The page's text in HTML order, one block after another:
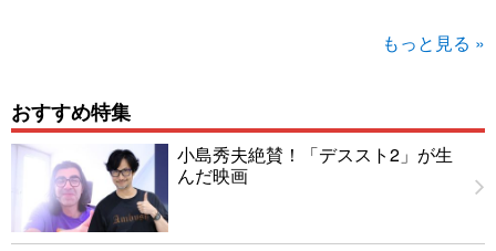
もっと見る »
おすすめ特集
小島秀夫絶賛！「デススト2」が生
んだ映画